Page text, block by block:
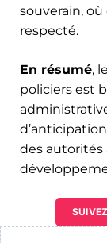
souverain,
respecté.
En résumé,
policiers est
des autorités